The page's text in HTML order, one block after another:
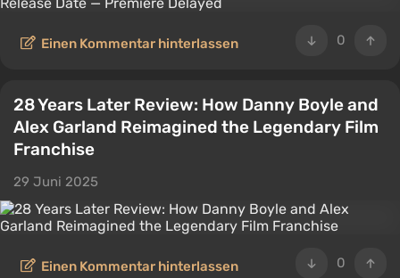
0
Einen Kommentar hinterlassen
28 Years Later Review: How Danny Boyle and
Alex Garland Reimagined the Legendary Film
Franchise
29 Juni 2025
0
Einen Kommentar hinterlassen